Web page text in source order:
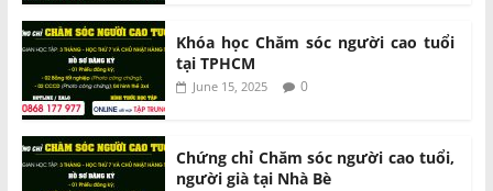
Khóa học Chăm sóc người cao tuổi
tại TPHCM
June 15, 2025 0
Chứng chỉ Chăm sóc người cao tuổi,
người già tại Nhà Bè